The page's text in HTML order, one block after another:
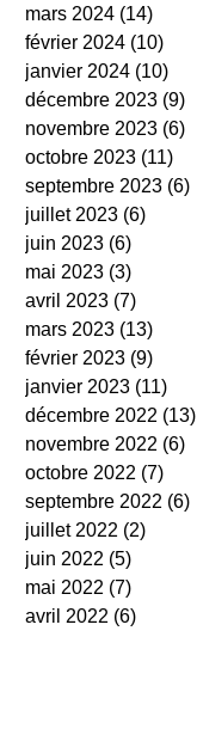
mars 2024 (14)
février 2024 (10)
janvier 2024 (10)
décembre 2023 (9)
novembre 2023 (6)
octobre 2023 (11)
septembre 2023 (6)
juillet 2023 (6)
juin 2023 (6)
mai 2023 (3)
avril 2023 (7)
mars 2023 (13)
février 2023 (9)
janvier 2023 (11)
décembre 2022 (13)
novembre 2022 (6)
octobre 2022 (7)
septembre 2022 (6)
juillet 2022 (2)
juin 2022 (5)
mai 2022 (7)
avril 2022 (6)